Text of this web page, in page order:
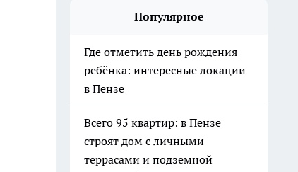
Популярное
Где отметить день рождения
ребёнка: интересные локации
в Пензе
Всего 95 квартир: в Пензе
строят дом с личными
террасами и подземной